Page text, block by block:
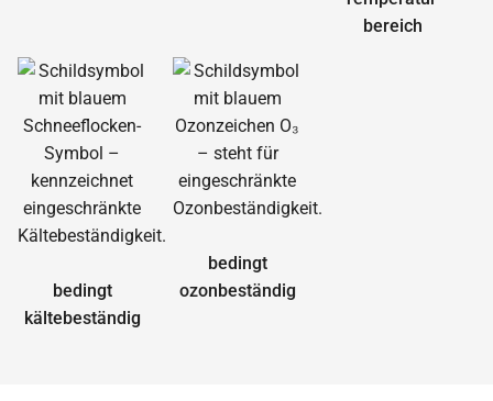
bereich
bedingt
kältebeständig
bedingt
ozonbeständig